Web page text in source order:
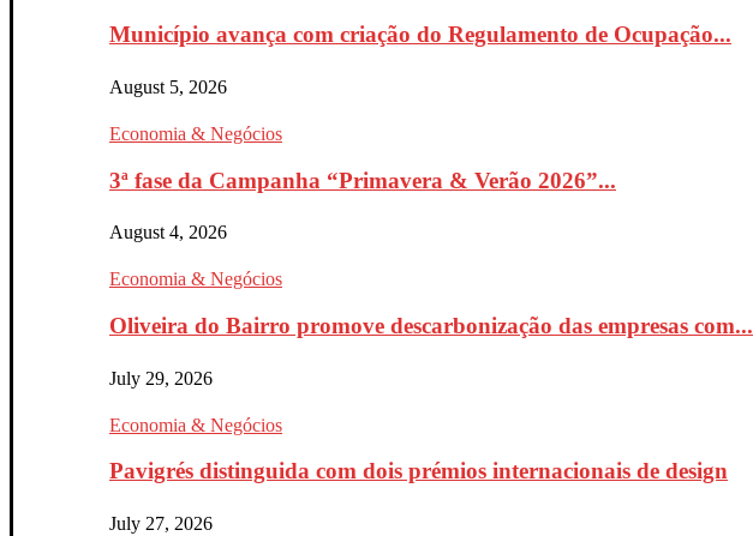
Município avança com criação do Regulamento de Ocupação...
August 5, 2026
Economia & Negócios
3ª fase da Campanha “Primavera & Verão 2026”...
August 4, 2026
Economia & Negócios
Oliveira do Bairro promove descarbonização das empresas com...
July 29, 2026
Economia & Negócios
Pavigrés distinguida com dois prémios internacionais de design
July 27, 2026